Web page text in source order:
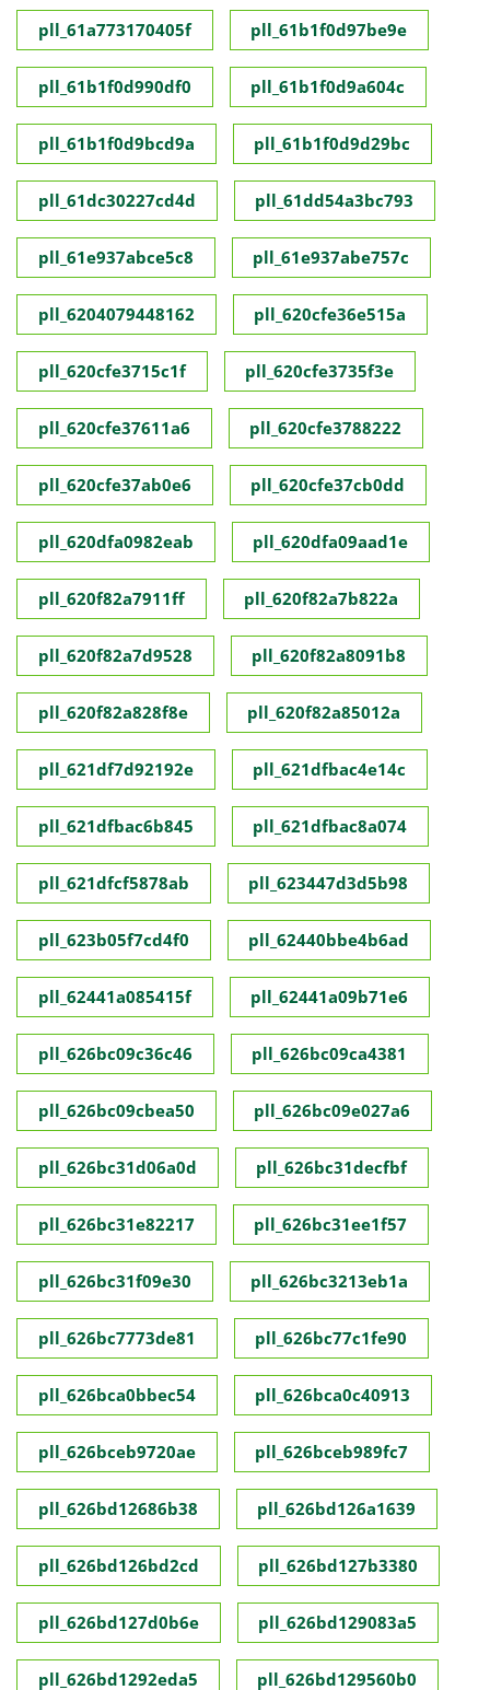
pll_61a773170405f pll_61b1f0d97be9e
pll_61b1f0d990df0 pll_61b1f0d9a604c
pll_61b1f0d9bcd9a pll_61b1f0d9d29bc
pll_61dc30227cd4d pll_61dd54a3bc793
pll_61e937abce5c8 pll_61e937abe757c
pll_6204079448162 pll_620cfe36e515a
pll_620cfe3715c1f pll_620cfe3735f3e
pll_620cfe37611a6 pll_620cfe3788222
pll_620cfe37ab0e6 pll_620cfe37cb0dd
pll_620dfa0982eab pll_620dfa09aad1e
pll_620f82a7911ff pll_620f82a7b822a
pll_620f82a7d9528 pll_620f82a8091b8
pll_620f82a828f8e pll_620f82a85012a
pll_621df7d92192e pll_621dfbac4e14c
pll_621dfbac6b845 pll_621dfbac8a074
pll_621dfcf5878ab pll_623447d3d5b98
pll_623b05f7cd4f0 pll_62440bbe4b6ad
pll_62441a085415f pll_62441a09b71e6
pll_626bc09c36c46 pll_626bc09ca4381
pll_626bc09cbea50 pll_626bc09e027a6
pll_626bc31d06a0d pll_626bc31decfbf
pll_626bc31e82217 pll_626bc31ee1f57
pll_626bc31f09e30 pll_626bc3213eb1a
pll_626bc7773de81 pll_626bc77c1fe90
pll_626bca0bbec54 pll_626bca0c40913
pll_626bceb9720ae pll_626bceb989fc7
pll_626bd12686b38 pll_626bd126a1639
pll_626bd126bd2cd pll_626bd127b3380
pll_626bd127d0b6e pll_626bd129083a5
pll_626bd1292eda5 pll_626bd129560b0